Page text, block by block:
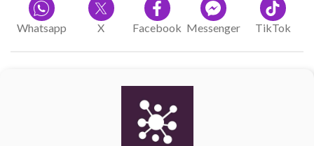
Whatsapp X Facebook Messenger TikTok